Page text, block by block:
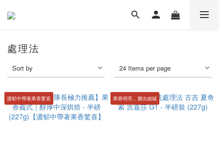
處理法
Sort by 24 Items per page
濃郁中帶著果香驚喜 果香明亮，層次細膩